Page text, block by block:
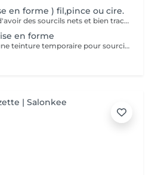
en forme ) fil,pince ou cire.
L'épilation au fil permet d'avoir des sourcils nets et bien tracés. Avec des sourcils bien dessinés, vous pourrez avoir un regard attrayant et charmant. Pas de poils incarnés Les poils incarnés sont des poils qui poussent sous la peau. Ils ne sont pas esthétiques. Ils peuvent aussi causer des inflammations et des boutons rouges douloureux. Avec l'épilation au fil, vous pouvez dire adieu aux poils incarnés. Vous aurez un résultat efficace et une peau douce. D'un autre côté, cette technique d'épilation évite les poils cassés..
en forme
Henna Brow Henna est une teinture temporaire pour sourcils qui reste pendant quelques jours sur la peau située sous les sourcils (jusqu'à deux semaines) et reste sur les poils pendant quatre à six semaines. C'est une excellente solution pour les clientes qui souhaitent que leurs sourcils restent plus foncés que leur couleur naturelle pendant la même durée que leur mise en forme, ou celles qui veulent des sourcils plus fournis sans devoir utiliser de maquillage ou de crayon à sourcils. C'est un moyen fantastique d'essayer une forme avant de s'engager avec un maquillage semi-permanent, ou si vous voulez que vos sourcils soient mis en forme et remplis de façon temporaire.